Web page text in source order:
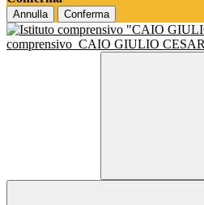
Annulla Conferma
comprensivo CAIO GIULIO